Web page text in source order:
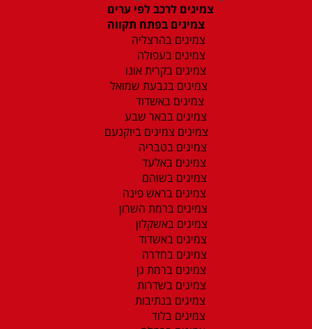
צמיגים לרכב לפי ערים
צמיגים בפתח תקווה
צמיגים בהרצליה
צמיגים בעפולה
צמיגים בקרית אונו
צמיגים בגבעת שמואל
צמיגים באשדוד
צמיגים בבאר שבע
צמיגים צמיגים ביוקנעם
צמיגים בטבריה
צמיגים באלעד
צמיגים בשוהם
צמיגים בראש פינה
צמיגים ברמת השרון
צמיגים באשקלון
צמיגים באשדוד
צמיגים בחדרה
צמיגים ברמת גן
צמיגים בשדרות
צמיגים בנתיבות
צמיגים בלוד